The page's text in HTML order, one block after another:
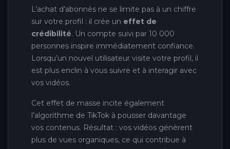
L’achat d’abonnés ne se limite pas à un chiffre
sur votre profil : il crée un effet de
crédibilité. Un compte suivi par 10 000
personnes inspire immédiatement confiance.
Lorsqu’un nouvel utilisateur visite votre profil, il
est plus enclin à vous suivre et à interagir avec
vos vidéos.
Cet effet de masse incite également
l’algorithme de TikTok à pousser davantage
vos contenus. Résultat : vos vidéos génèrent
plus de vues organiques, ce qui contribue à